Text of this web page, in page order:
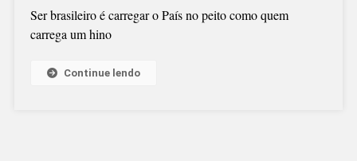
Ser brasileiro é carregar o País no peito como quem
carrega um hino
Continue lendo